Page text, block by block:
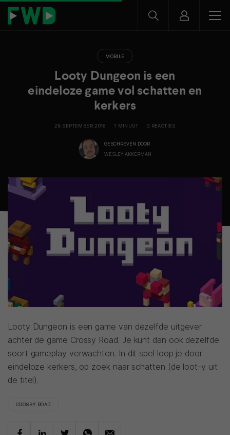
MOBILE
Looty Dungeon is een
eindeloze game vol schatten en
kerkers
28 SEPTEMBER 2016 1 MINUUT 0 REACTIES
GESCHREVEN DOOR
WESLEY AKKERMAN
Looty Dungeon is een game van dezelfde uitgever
achter de game Crossy Road. Je kunt dan ook dezelfde
soort gameplay verwachten. In dit spel loop je door
eindeloze kerkers, op zoek naar schatten (de loot-y uit
de titel).
CROSSY ROAD